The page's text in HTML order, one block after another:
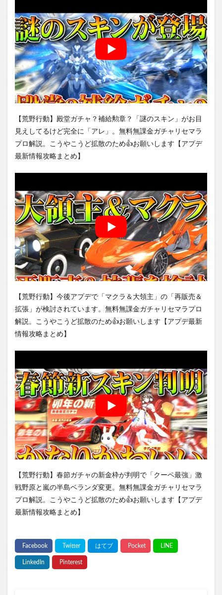
【荒野行動】殿堂ガチャ？補給勲章？「謎のスキン」がお目
見えしてるけど完全に「アレ」。無料無課金ガチャリセマラ
プロ解説。こうやこうど拡散のため👍お願いします【アプデ
最新情報攻略まとめ】
【荒野行動】今後アプデで「マクラ＆大領主」の「再販売＆
拡張」が検討されています。無料無課金ガチャリセマラプロ
解説。こうやこうど拡散のため👍お願いします【アプデ最新
情報攻略まとめ】
【荒野行動】春節ガチャの新金枠が判明で「クーペ最強」激
戦野原と嵐の半島ベランダ変更。無料無課金ガチャリセマラ
プロ解説。こうやこうど拡散のため👍お願いします【アプデ
最新情報攻略まとめ】